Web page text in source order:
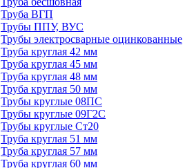
Труба ВГП
Трубы ППУ, ВУС
Трубы электросварные оцинкованные
Труба круглая 42 мм
Труба круглая 45 мм
Труба круглая 48 мм
Труба круглая 50 мм
Трубы круглые 08ПС
Трубы круглые 09Г2С
Трубы круглые Ст20
Труба круглая 51 мм
Труба круглая 57 мм
Труба круглая 60 мм